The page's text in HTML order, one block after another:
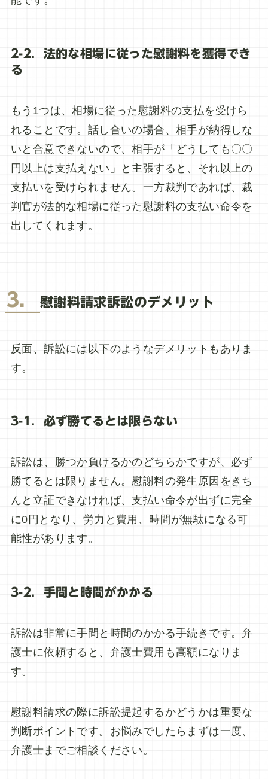
2-2．法的な相場に従った慰謝料を獲得でき
る
もう1つは、相場に従った慰謝料の支払を受けら
れることです。話し合いの場合、相手が納得しな
いと合意できないので、相手が「どうしても〇〇
円以上は支払えない」と主張すると、それ以上の
支払いを受けられません。一方裁判であれば、裁
判官が法的な相場に従った慰謝料の支払い命令を
出してくれます。
3． 慰謝料請求訴訟のデメリット
反面、訴訟には以下のようなデメリットもありま
す。
3-1．必ず勝てるとは限らない
訴訟は、勝つか負けるかのどちらかですが、必ず
勝てるとは限りません。慰謝料の発生原因をきち
んと立証できなければ、支払い命令が出ずに完全
に0円となり、労力と費用、時間が無駄になる可
能性があります。
3-2．手間と時間がかかる
訴訟は非常に手間と時間のかかる手続きです。弁
護士に依頼すると、弁護士費用も高額になりま
す。
慰謝料請求の際に訴訟提起するかどうかは重要な
判断ポイントです。お悩みでしたらまずは一度、
弁護士までご相談ください。